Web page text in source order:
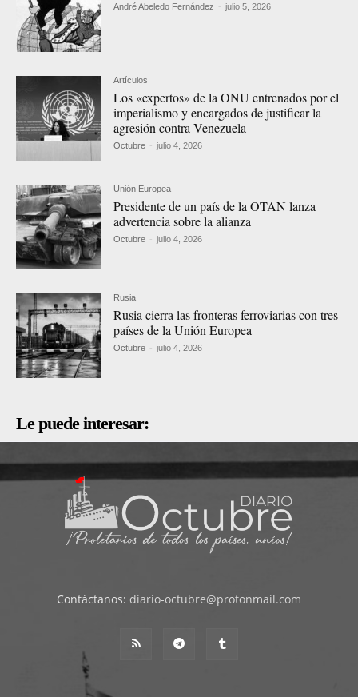
André Abeledo Fernández - julio 5, 2026
Artículos
Los «expertos» de la ONU entrenados por el
imperialismo y encargados de justificar la
agresión contra Venezuela
Octubre - julio 4, 2026
Unión Europea
Presidente de un país de la OTAN lanza
advertencia sobre la alianza
Octubre - julio 4, 2026
Rusia
Rusia cierra las fronteras ferroviarias con tres
países de la Unión Europea
Octubre - julio 4, 2026
Le puede interesar:
Contáctanos: diario-octubre@protonmail.com